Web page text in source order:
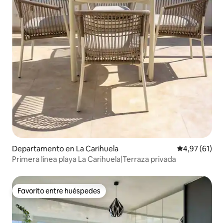
Departamento en La Carihuela Calificación
4,97 (61)
Primera línea playa La Carihuela|Terraza privada
Favorito entre huéspedes
Favorito entre huéspedes